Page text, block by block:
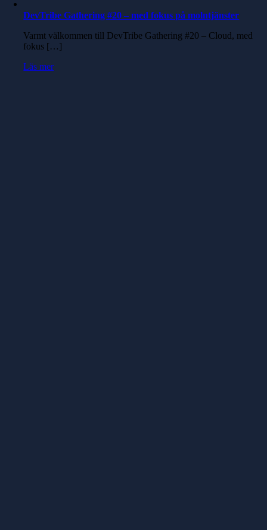
DevTribe Gathering #20 – med fokus på molntjänster
Varmt välkommen till DevTribe Gathering #20 – Cloud, med
fokus […]
Läs mer